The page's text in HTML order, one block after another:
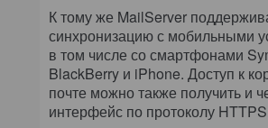
К тому же MailServer
синхронизацию с мобильными
в том числе со смартфонами
BlackBerry и iPhone. Доступ к
почте можно также получить и
интерфейс по протоколу